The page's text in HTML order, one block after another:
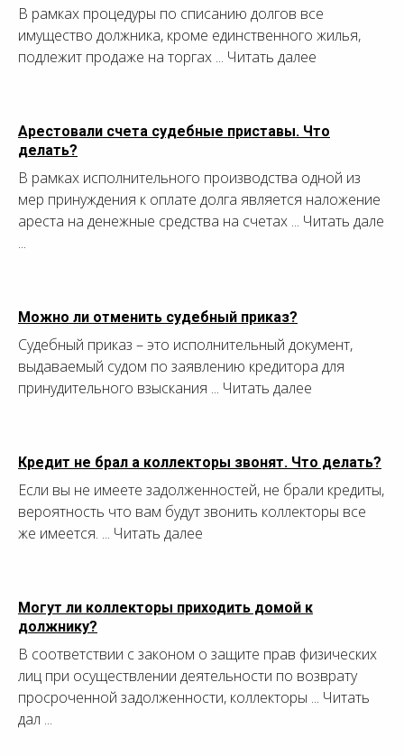
В рамках процедуры по списанию долгов все
имущество должника, кроме единственного жилья,
подлежит продаже на торгах ... Читать далее
Арестовали счета судебные приставы. Что
делать?
В рамках исполнительного производства одной из
мер принуждения к оплате долга является наложение
ареста на денежные средства на счетах ... Читать дале
...
Можно ли отменить судебный приказ?
Судебный приказ – это исполнительный документ,
выдаваемый судом по заявлению кредитора для
принудительного взыскания ... Читать далее
Кредит не брал а коллекторы звонят. Что делать?
Если вы не имеете задолженностей, не брали кредиты,
вероятность что вам будут звонить коллекторы все
же имеется. ... Читать далее
Могут ли коллекторы приходить домой к
должнику?
В соответствии с законом о защите прав физических
лиц при осуществлении деятельности по возврату
просроченной задолженности, коллекторы ... Читать
дал ...